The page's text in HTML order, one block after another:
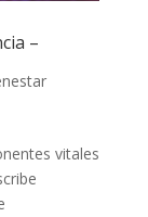
–
vitales